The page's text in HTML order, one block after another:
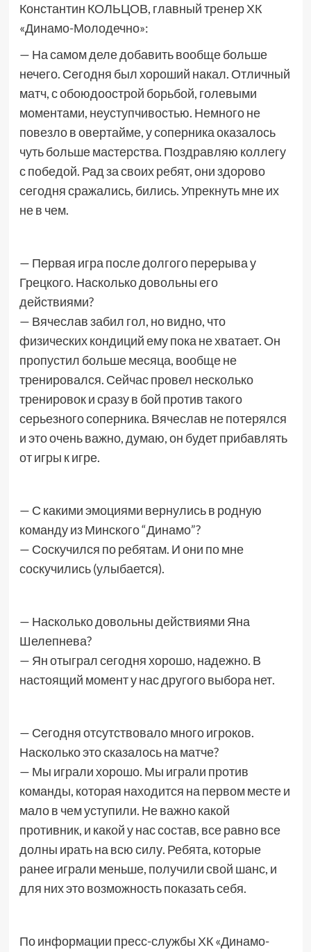
Константин КОЛЬЦОВ, главный тренер ХК
«Динамо-Молодечно»:
— На самом деле добавить вообще больше
нечего. Сегодня был хороший накал. Отличный
матч, с обоюдоострой борьбой, голевыми
моментами, неуступчивостью. Немного не
повезло в овертайме, у соперника оказалось
чуть больше мастерства. Поздравляю коллегу
с победой. Рад за своих ребят, они здорово
сегодня сражались, бились. Упрекнуть мне их
не в чем.
— Первая игра после долгого перерыва у
Грецкого. Насколько довольны его
действиями?
— Вячеслав забил гол, но видно, что
физических кондиций ему пока не хватает. Он
пропустил больше месяца, вообще не
тренировался. Сейчас провел несколько
тренировок и сразу в бой против такого
серьезного соперника. Вячеслав не потерялся
и это очень важно, думаю, он будет прибавлять
от игры к игре.
— С какими эмоциями вернулись в родную
команду из Минского “Динамо”?
— Соскучился по ребятам. И они по мне
соскучились (улыбается).
— Насколько довольны действиями Яна
Шелепнева?
— Ян отыграл сегодня хорошо, надежно. В
настоящий момент у нас другого выбора нет.
— Сегодня отсутствовало много игроков.
Насколько это сказалось на матче?
— Мы играли хорошо. Мы играли против
команды, которая находится на первом месте и
мало в чем уступили. Не важно какой
противник, и какой у нас состав, все равно все
долны ирать на всю силу. Ребята, которые
ранее играли меньше, получили свой шанс, и
для них это возможность показать себя.
По информации пресс-службы ХК «Динамо-